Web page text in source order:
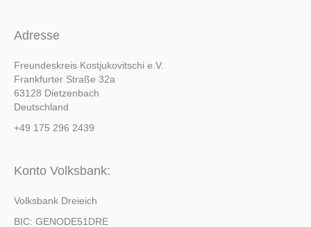
Adresse
Freundeskreis Kostjukovitschi e.V.
Frankfurter Straße 32a
63128 Dietzenbach
Deutschland
+49 175 296 2439
Konto Volksbank:
Volksbank Dreieich
BIC: GENODE51DRE